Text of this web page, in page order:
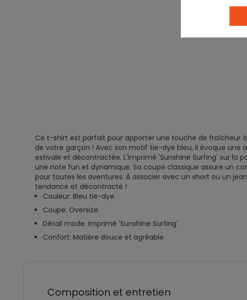
Ce t-shirt est parfait pour apporter une touche de fraîcheur
de votre garçon ! Avec son motif tie-dye bleu, il évoque une
estivale et décontractée. L'imprimé 'Sunshine Surfing' sur la
une note fun et dynamique. Sa coupe classique assure un
pour toutes les aventures. À associer avec un short ou un
tendance et décontracté !
Couleur: Bleu tie-dye
Coupe: Oversize
Détail mode: Imprimé 'Sunshine Surfing'
Confort: Matière douce et agréable
Composition et entretien